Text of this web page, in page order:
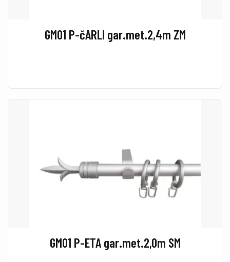
GM01 P-čARLI gar.met.2,4m ZM
GM01 P-ETA gar.met.2,0m SM